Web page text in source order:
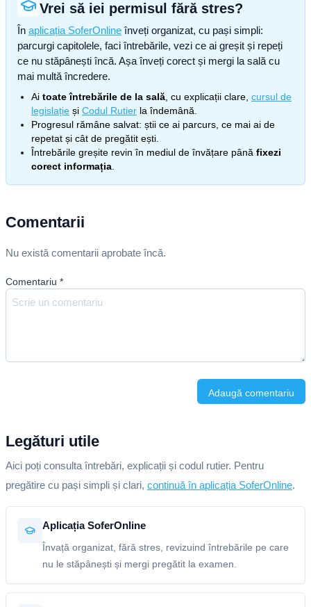
Vrei să iei permisul fără stres?
În aplicația SoferOnline înveți organizat, cu pași simpli:
parcurgi capitolele, faci întrebările, vezi ce ai greșit și repeți
ce nu stăpânești încă. Așa înveți corect și mergi la sală cu
mai multă încredere.
Ai toate întrebările de la sală , cu explicații clare, cursul de
legislație și Codul Rutier la îndemână.
Progresul rămâne salvat: știi ce ai parcurs, ce mai ai de
repetat și cât de pregătit ești.
Întrebările greșite revin în mediul de învățare până fixezi
corect informația
Comentarii
Nu există comentarii aprobate încă.
Comentariu *
Adaugă comentariu
Legături utile
Aici poți consulta întrebări, explicații și codul rutier. Pentru
pregătire cu pași simpli și clari, continuă în aplicația SoferOnline.
Aplicația SoferOnline
Învață organizat, fără stres, revizuind întrebările pe care
nu le stăpânești și mergi pregătit la examen.